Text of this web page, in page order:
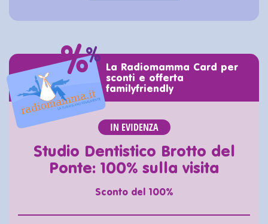
La Radiomamma Card per
sconti e offerta
familyfriendly
IN EVIDENZA
Studio Dentistico Brotto del
Ponte: 100% sulla visita
Sconto del 100%